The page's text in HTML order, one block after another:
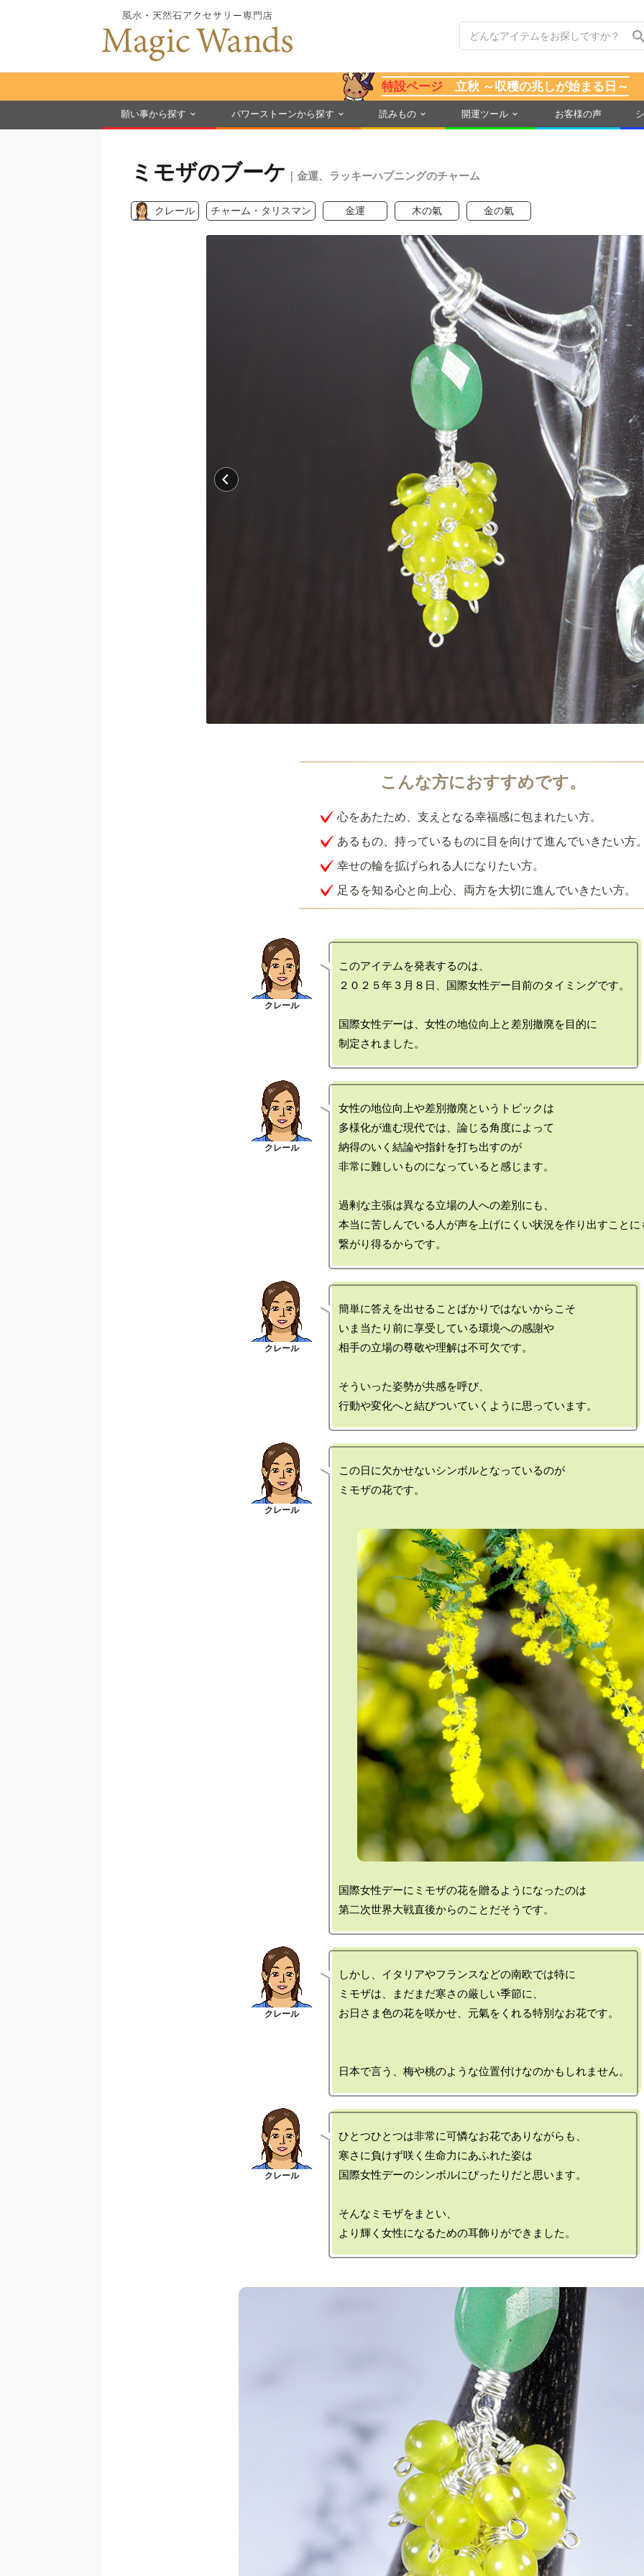
特設ページ立秋 ～収穫の兆しが始まる日～
願い事から探す パワーストーンから探す 読みもの 開運ツール お客様の声
ミモザのブーケ ｜金運、ラッキーハプニングのチャーム
クレール チャーム・タリスマン 金運 木の氣 金の氣
心をあたため、支えとなる幸福感に包まれたい方。
あるもの、持っているものに目を向けて進んでいきたい方
幸せの輪を拡げられる人になりたい方。
足るを知る心と向上心、両方を大切に進んでいきたい方。
このアイテムを発表するのは、
２０２５年３月８日、国際女性デー目前のタイミングです。
国際女性デーは、女性の地位向上と差別撤廃を目的に
女性の地位向上や差別撤廃というトピックは
多様化が進む現代では、論じる角度によって
納得のいく結論や指針を打ち出すのが
非常に難しいものになっていると感じます。
過剰な主張は異なる立場の人への差別にも、
本当に苦しんでいる人が声を上げにくい状況を作り出すことに
簡単に答えを出せることばかりではないからこそ
いま当たり前に享受している環境への感謝や
相手の立場の尊敬や理解は不可欠です。
そういった姿勢が共感を呼び、
この日に欠かせないシンボルとなっているのが
国際女性デーにミモザの花を贈るようになったのは
しかし、イタリアやフランスなどの南欧では特に
ミモザは、まだまだ寒さの厳しい季節に、
お日さま色の花を咲かせ、元氣をくれる特別なお花です。
ひとつひとつは非常に可憐なお花でありながらも、
寒さに負けず咲く生命力にあふれた姿は
国際女性デーのシンボルにぴったりだと思います。
そんなミモザをまとい、